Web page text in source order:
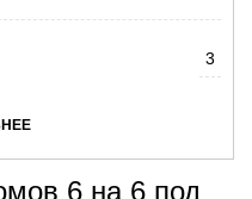
3
6 на 6 под